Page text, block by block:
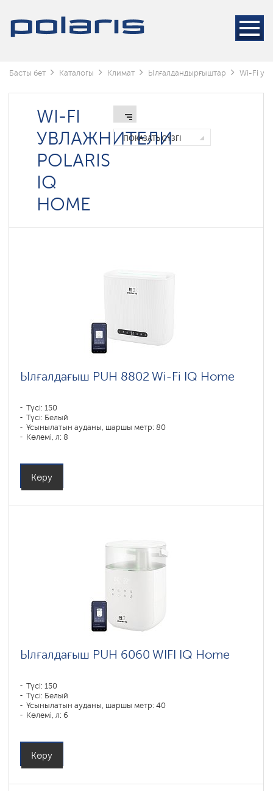
Басты бет Каталогы Климат Ылғалдандырғыштар Wi-Fi
WI-FI
УВЛАЖНИТЕЛИ
POLARIS
IQ
HOME
ПОКАЗАТЬ СҮЗГІ
Ылғалдағыш PUH 8802 Wi-Fi IQ Home
Түсі: 150
Түсі: Белый
Ұсынылатын ауданы, шаршы метр: 80
Көлемі, л: 8
Көру
Ылғалдағыш PUH 6060 WIFI IQ Home
Түсі: 150
Түсі: Белый
Ұсынылатын ауданы, шаршы метр: 40
Көлемі, л: 6
Көру
Wi-
увлажнители
воздуха
Невинномысск
Ылғандандырғыштарға
арналған